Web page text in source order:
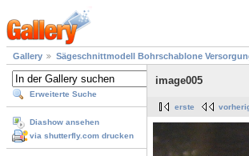
Gallery Sägeschnittmodell Bohrschablone
Erweiterte Suche
Diashow ansehen
via shutterfly.com drucken
image005
erste